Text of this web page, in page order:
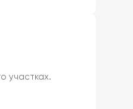
участках.